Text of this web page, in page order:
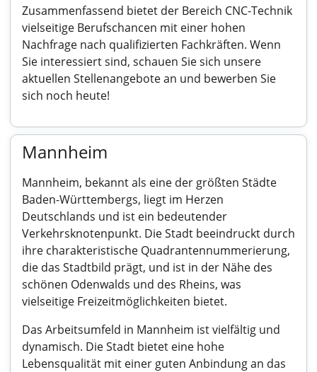
Zusammenfassend bietet der Bereich CNC-Technik
vielseitige Berufschancen mit einer hohen
Nachfrage nach qualifizierten Fachkräften. Wenn
Sie interessiert sind, schauen Sie sich unsere
aktuellen Stellenangebote an und bewerben Sie
sich noch heute!
Mannheim
Mannheim, bekannt als eine der größten Städte
Baden-Württembergs, liegt im Herzen
Deutschlands und ist ein bedeutender
Verkehrsknotenpunkt. Die Stadt beeindruckt durch
ihre charakteristische Quadrantennummerierung,
die das Stadtbild prägt, und ist in der Nähe des
schönen Odenwalds und des Rheins, was
vielseitige Freizeitmöglichkeiten bietet.
Das Arbeitsumfeld in Mannheim ist vielfältig und
dynamisch. Die Stadt bietet eine hohe
Lebensqualität mit einer guten Anbindung an das